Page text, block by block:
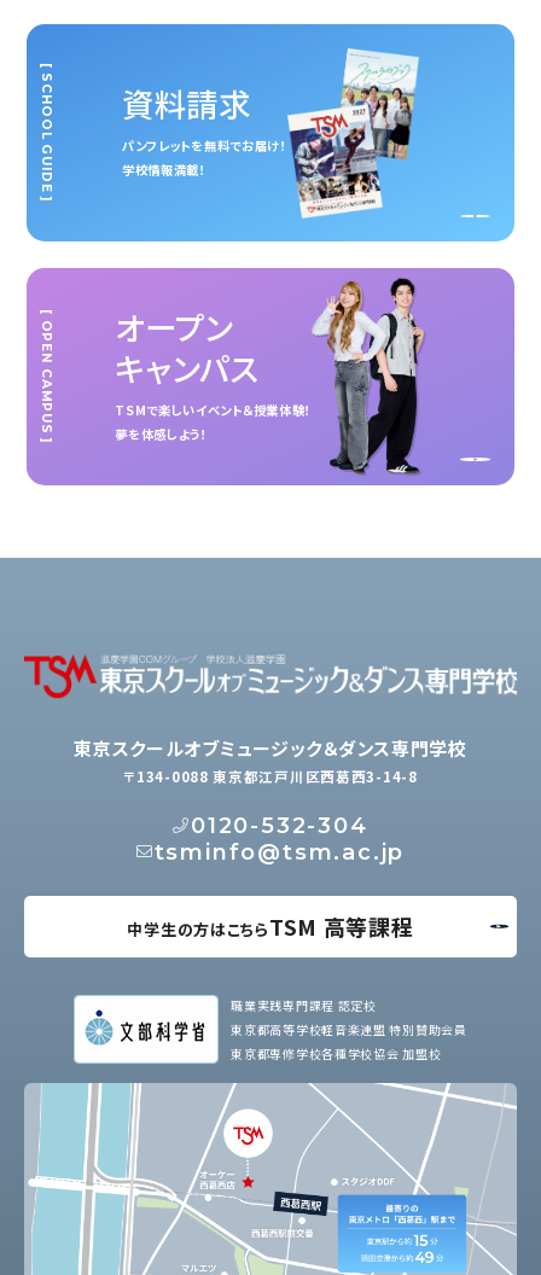
資料請求
パンフレットを無料でお届け！
学校情報満載！
[ SCHOOL GUIDE ]
オープン
キャンパス
TSMで楽しいイベント＆授業体験！
夢を体感しよう！
[ OPEN CAMPUS ]
東京スクールオブミュージック＆ダンス専門学校
〒134-0088 東京都江戸川区西葛西3-14-8
0120-532-304
tsminfo@tsm.ac.jp
中学生の方はこちらTSM 高等課程
職業実践専門課程 認定校
東京都高等学校軽音楽連盟 特別賛助会員
東京都専修学校各種学校協会 加盟校